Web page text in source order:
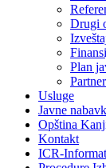
Drugi
Plan
Usluge
Javne
Opština
Kontakt
ICR-